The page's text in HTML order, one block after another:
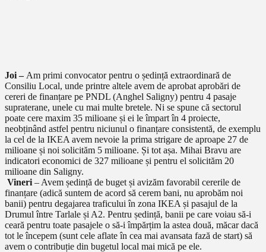
Joi – Am primi convocator pentru o ședință extraordinară de
Consiliu Local, unde printre altele avem de aprobat aprobări de
cereri de finanțare pe PNDL (Anghel Saligny) pentru 4 pasaje
supraterane, unele cu mai multe bretele. Ni se spune că sectorul
poate cere maxim 35 milioane și ei le împart în 4 proiecte,
neobținând astfel pentru niciunul o finanțare consistentă, de exemplu
la cel de la IKEA avem nevoie la prima strigare de aproape 27 de
milioane și noi solicităm 5 milioane. Și tot așa. Mihai Bravu are
indicatori economici de 327 milioane și pentru el solicităm 20
milioane din Saligny.
Vineri – Avem ședință de buget și avizăm favorabil cererile de
finanțare (adică suntem de acord să cerem bani, nu aprobăm noi
banii) pentru degajarea traficului în zona IKEA și pasajul de la
Drumul între Tarlale și A2. Pentru ședință, banii pe care voiau să-i
ceară pentru toate pasajele o să-i împărțim la astea două, măcar dacă
tot le începem (sunt cele aflate în cea mai avansata fază de start) să
avem o contribuție din bugetul local mai mică pe ele.